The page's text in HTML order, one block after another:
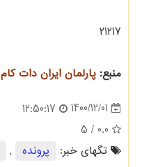
21217
منبع: پارلمان ایران دات كام
1400/12/01
12:50:17
0.0
/ 5
تگهای خبر:
پرونده ,